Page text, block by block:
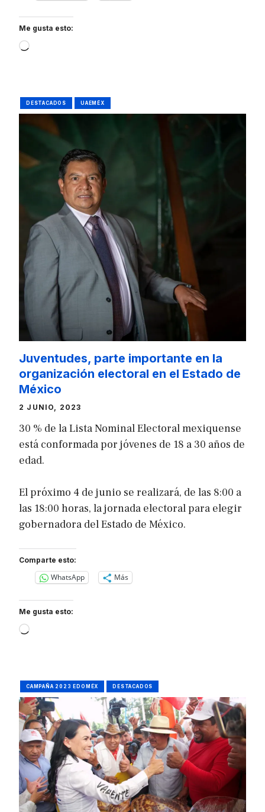
Me gusta esto:
Loading…
DESTACADOS UAEMÉX
Juventudes, parte importante en la
organización electoral en el Estado de
México
2 JUNIO, 2023
30 % de la Lista Nominal Electoral mexiquense
está conformada por jóvenes de 18 a 30 años de
edad.
El próximo 4 de junio se realizará, de las 8:00 a
las 18:00 horas, la jornada electoral para elegir
gobernadora del Estado de México.
Comparte esto:
WhatsApp Más
Me gusta esto:
Loading…
CAMPAÑA 2023 EDOMÉX DESTACADOS